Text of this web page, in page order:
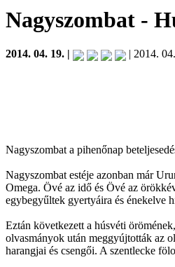
Nagyszombat -
2014. 04. 19. | | 2014.
Nagyszombat a pihenőnap
Nagyszombat estéje azonban már
Omega. Övé az idő és Övé az
egybegyűltek gyertyáira és énekelve
Eztán következett a húsvéti
olvasmányok után meggyújtották az
harangjai és csengői. A szentlecke